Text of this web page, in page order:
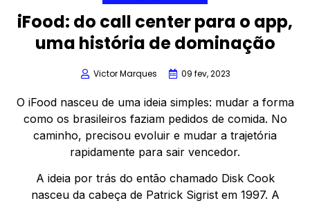
iFood: do call center para o app,
uma história de dominação
Victor Marques 09 fev, 2023
O iFood nasceu de uma ideia simples: mudar a forma
como os brasileiros faziam pedidos de comida. No
caminho, precisou evoluir e mudar a trajetória
rapidamente para sair vencedor.
A ideia por trás do então chamado Disk Cook
nasceu da cabeça de Patrick Sigrist em 1997. A